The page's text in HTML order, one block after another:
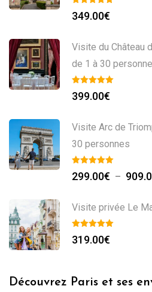
349.00€
Visite du Château
de 1 à 30
399.00€
Visite Arc de
30 personnes
299.00€ –
Visite privée Le
319.00€
Découvrez Paris et ses